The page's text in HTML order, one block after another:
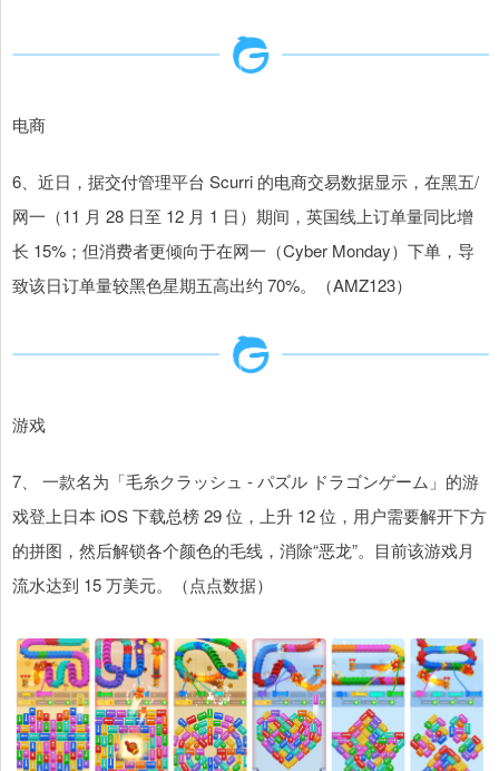
电商
6、近日，据交付管理平台 Scurri 的电商交易数据显示，在黑五/
网一（11 月 28 日至 12 月 1 日）期间，英国线上订单量同比增
长 15%；但消费者更倾向于在网一（Cyber Monday）下单，导
致该日订单量较黑色星期五高出约 70%。（AMZ123）
游戏
7、 一款名为「毛糸クラッシュ - パズル ドラゴンゲーム」的游
戏登上日本 iOS 下载总榜 29 位，上升 12 位，用户需要解开下方
的拼图，然后解锁各个颜色的毛线，消除“恶龙”。目前该游戏月
流水达到 15 万美元。（点点数据）